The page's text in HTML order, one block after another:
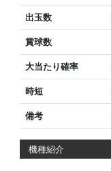
出玉数
賞球数
大当たり確率
時短
備考
機種紹介